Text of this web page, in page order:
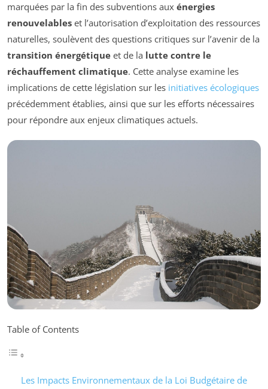
marquées par la fin des subventions aux énergies
renouvelables et l’autorisation d’exploitation des ressources
naturelles, soulèvent des questions critiques sur l’avenir de la
transition énergétique et de la lutte contre le
réchauffement climatique. Cette analyse examine les
implications de cette législation sur les initiatives écologiques
précédemment établies, ainsi que sur les efforts nécessaires
pour répondre aux enjeux climatiques actuels.
Table of Contents
Les Impacts Environnementaux de la Loi Budgétaire de